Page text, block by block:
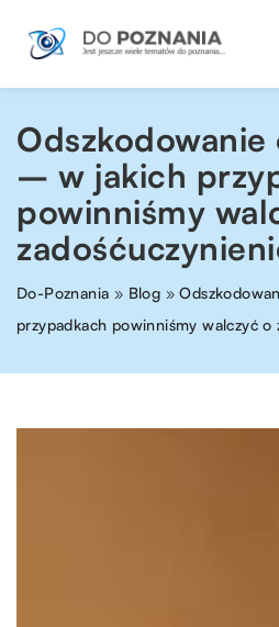
Odszkodowanie
– w jakich
powinniśmy
Do-Poznania » Blog »
przypadkach powinniśmy walczyć o